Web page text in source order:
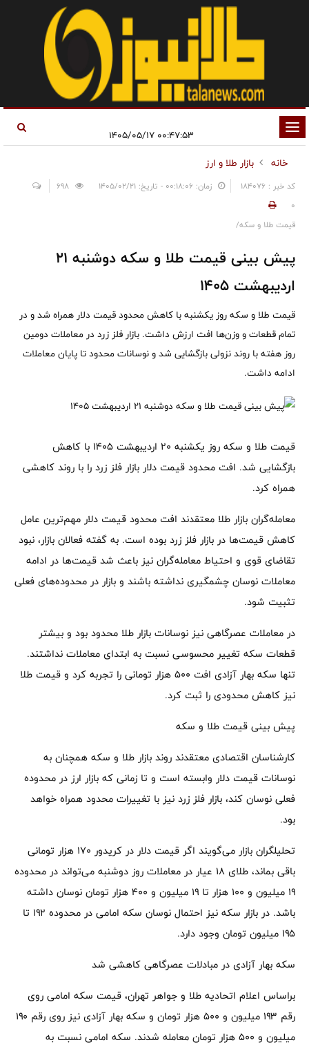
تغییر
وضعیت
ناوبری
خانه
بازار طلا و ارز
کد خبر : 184076 زمان: ۰۰:۱۸:۰۶ - تاریخ: ۱۴۰۵/۰۲/۲۱
0
قیمت طلا و سکه/
پیش بینی قیمت طلا و سکه دوشنبه ۲۱
اردیبهشت ۱۴۰۵
قیمت طلا و سکه روز یکشنبه با کاهش محدود قیمت دلار همراه شد و در
تمام قطعات و وزن‌ها افت ارزش داشت. بازار فلز زرد در معاملات دومین
روز هفته با روند نزولی بازگشایی شد و نوسانات محدود تا پایان معاملات
ادامه داشت.
قیمت طلا و سکه روز یکشنبه ۲۰ اردیبهشت ۱۴۰۵ با کاهش
بازگشایی شد. افت محدود قیمت دلار بازار فلز زرد را با روند کاهشی
همراه کرد.
معامله‌گران بازار طلا معتقدند افت محدود قیمت دلار مهم‌ترین عامل
کاهش قیمت‌ها در بازار فلز زرد بوده است. به گفته فعالان بازار، نبود
تقاضای قوی و احتیاط معامله‌گران نیز باعث شد قیمت‌ها در ادامه
معاملات نوسان چشمگیری نداشته باشند و بازار در محدوده‌های فعلی
تثبیت شود.
در معاملات عصرگاهی نیز نوسانات بازار طلا محدود بود و بیشتر
قطعات سکه تغییر محسوسی نسبت به ابتدای معاملات نداشتند.
تنها سکه بهار آزادی افت ۵۰۰ هزار تومانی را تجربه کرد و قیمت طلا
نیز کاهش محدودی را ثبت کرد.
پیش بینی قیمت طلا و سکه
کارشناسان اقتصادی معتقدند روند بازار طلا و سکه همچنان به
نوسانات قیمت دلار وابسته است و تا زمانی که بازار ارز در محدوده
فعلی نوسان کند، بازار فلز زرد نیز با تغییرات محدود همراه خواهد
بود.
تحلیلگران بازار می‌گویند اگر قیمت دلار در کریدور ۱۷۰ هزار تومانی
باقی بماند، طلای ۱۸ عیار در معاملات روز دوشنبه می‌تواند در محدوده
۱۹ میلیون و ۱۰۰ هزار تا ۱۹ میلیون و ۴۰۰ هزار تومان نوسان داشته
باشد. در بازار سکه نیز احتمال نوسان سکه امامی در محدوده ۱۹۲ تا
۱۹۵ میلیون تومان وجود دارد.
سکه بهار آزادی در مبادلات عصرگاهی کاهشی شد
براساس اعلام اتحادیه طلا و جواهر تهران، قیمت سکه امامی روی
رقم ۱۹۳ میلیون و ۵۰۰ هزار تومان و سکه بهار آزادی نیز روی رقم ۱۹۰
میلیون و ۵۰۰ هزار تومان معامله شدند. سکه امامی نسبت به